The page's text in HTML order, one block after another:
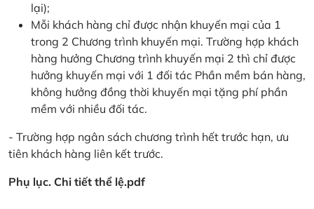
lại);
Mỗi khách hàng chỉ được nhận khuyến mại của 1
trong 2 Chương trình khuyến mại. Trường hợp khách
hàng hưởng Chương trình khuyến mại 2 thì chỉ được
hưởng khuyến mại với 1 đối tác Phần mềm bán hàng,
không hưởng đồng thời khuyến mại tặng phí phần
mềm với nhiều đối tác.
- Trường hợp ngân sách chương trình hết trước hạn, ưu
tiên khách hàng liên kết trước.
Phụ lục. Chi tiết thể lệ.pdf